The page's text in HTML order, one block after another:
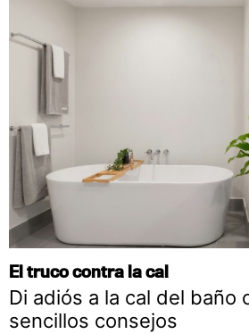
El truco contra la cal
Di adiós a la cal del baño
sencillos consejos